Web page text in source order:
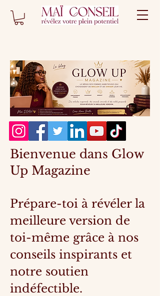
Bienvenue dans Glow
Up Magazine
Prépare-toi à révéler la
meilleure version de
toi-même grâce à nos
conseils inspirants et
notre soutien
indéfectible.